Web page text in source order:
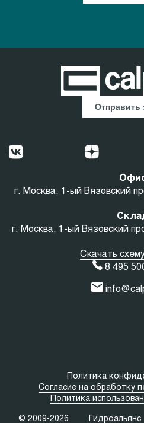
Отправить
г. Москва, 1-ый Вязовский
г. Москва, 1-ый Вязовский
Скачать
8 495
© 2009-2026 Гидроальянс
Политика
Согласие на обработку
Политика